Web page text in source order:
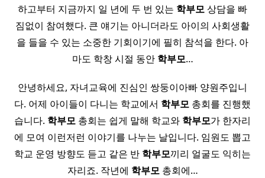
하고부터 지금까지 일 년에 두 번 있는 학부모상담을 빠
짐없이 참여했다. 큰 얘기는 아니더라도 아이의 사회생활
을 들을 수 있는 소중한 기회이기에 필히 참석을 한다. 아
마도 학창 시절 동안 학부모…
안녕하세요, 자녀교육에 진심인 쌍둥이아빠 양원주입니
다. 어제 아이들이 다니는 학교에서 학부모 총회를 진행했
습니다. 학부모 총회는 쉽게 말해 학교와 학부모가 한자리
에 모여 이런저런 이야기를 나누는 날입니다. 임원도 뽑고
학교 운영 방향도 듣고 같은 반 학부모끼리 얼굴도 익히는
자리죠. 작년에 학부모총회에…